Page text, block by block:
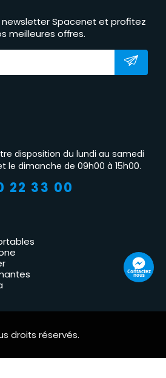
Spacenet et profitez
meilleures offres.
disposition du lundi au samedi
le dimanche de 09h00 à 15h00.
22 33 00
droits réservés.
Contactez
nous